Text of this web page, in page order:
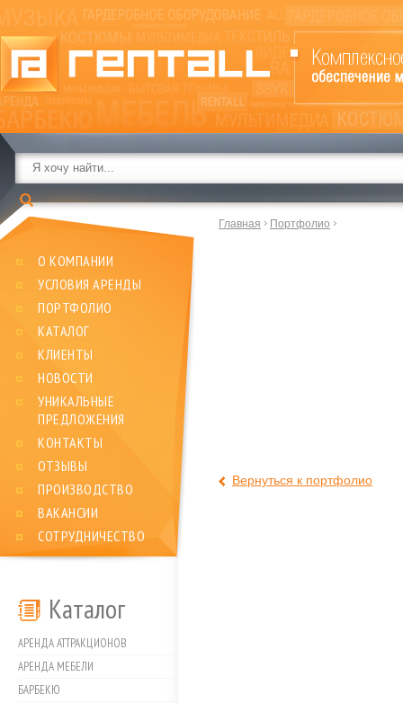
О КОМПАНИИ
УСЛОВИЯ АРЕНДЫ
ПОРТФОЛИО
КАТАЛОГ
КЛИЕНТЫ
НОВОСТИ
УНИКАЛЬНЫЕ
ПРЕДЛОЖЕНИЯ
КОНТАКТЫ
ОТЗЫВЫ
ПРОИЗВОДСТВО
ВАКАНСИИ
СОТРУДНИЧЕСТВО
Каталог
АРЕНДА АТТРАКЦИОНОВ
АРЕНДА МЕБЕЛИ
БАРБЕКЮ
Главная Портфолио
Вернуться к портфолио